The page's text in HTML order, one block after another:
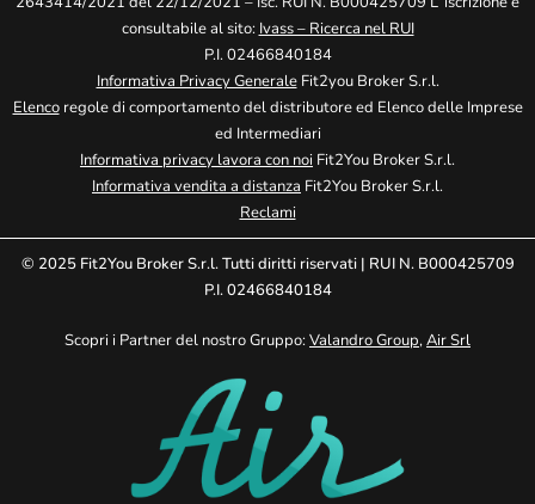
consultabile al sito: Ivass – Ricerca nel RUI
P.I. 02466840184
Informativa Privacy GeneraleFit2you Broker S.r.l.
Elencoregole di comportamento del distributore ed Elenco delle Imprese
ed Intermediari
Informativa privacy lavora con noi Fit2You Broker S.r.l.
Informativa vendita a distanza Fit2You Broker S.r.l.
Reclami
© 2025 Fit2You Broker S.r.l. Tutti diritti riservati | RUI N. B000425709
P.I. 02466840184
Scopri i Partner del nostro Gruppo: Valandro Group,Air Srl